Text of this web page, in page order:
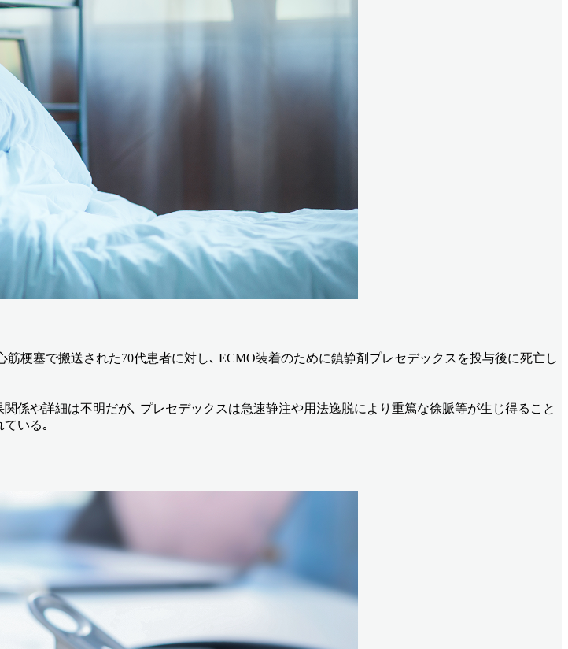
梗塞で搬送された70代患者に対し､ ECMO装着のために鎮静剤プレセデックスを投与後に死亡し
係や詳細は不明だが､ プレセデックスは急速静注や用法逸脱により重篤な徐脈等が生じ得ること
いる｡